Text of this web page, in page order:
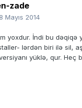
zade
Mayıs 2014
yoxdur. İndi bu dəqiqə
lərdən biri ilə sil,
yüklə, qur. Heç